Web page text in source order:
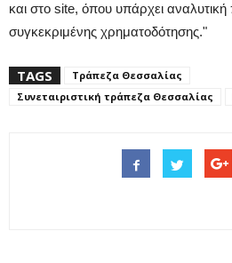
και στο site, όπου υπάρχει
συγκεκριμένης χρηματοδότησης."
TAGS
Τράπεζα Θεσσαλίας
Συνεταιριστική τράπεζα Θεσσαλίας